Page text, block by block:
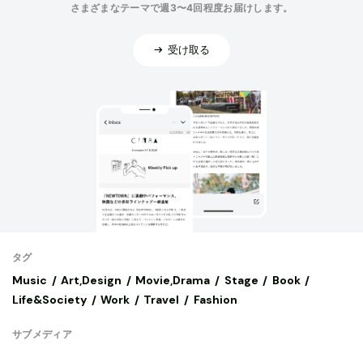
さまざまなテーマで週3〜4回程度お届けします。
受け取る
タグ
Music Art,Design Movie,Drama Stage
Book
Life&Society
Work Travel Fashion
サブメディア